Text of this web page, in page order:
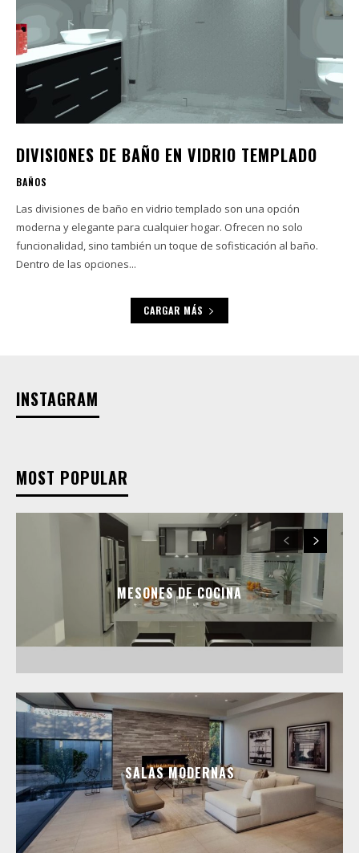
DIVISIONES DE BAÑO EN VIDRIO TEMPLADO
BAÑOS
Las divisiones de baño en vidrio templado son una opción
moderna y elegante para cualquier hogar. Ofrecen no solo
funcionalidad, sino también un toque de sofisticación al baño.
Dentro de las opciones...
CARGAR MÁS
INSTAGRAM
MOST POPULAR
MESONES DE COCINA
SALAS MODERNAS